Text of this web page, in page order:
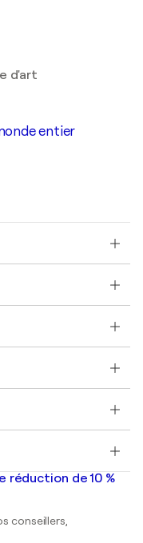
d'art
entier
réduction de 10 %
conseillers,